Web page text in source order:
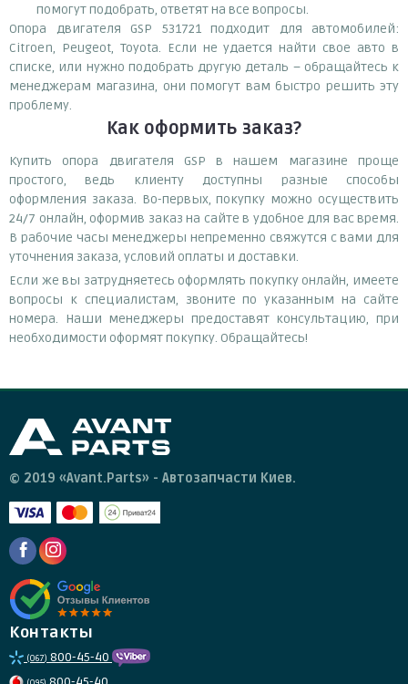
помогут подобрать, ответят на все вопросы.
Опора двигателя GSP 531721 подходит для автомобилей:
Citroen, Peugeot, Toyota. Если не удается найти свое авто в
списке, или нужно подобрать другую деталь – обращайтесь к
менеджерам магазина, они помогут вам быстро решить эту
проблему.
Как оформить заказ?
Купить опора двигателя GSP в нашем магазине проще
простого, ведь клиенту доступны разные способы
оформления заказа. Во-первых, покупку можно осуществить
24/7 онлайн, оформив заказ на сайте в удобное для вас время.
В рабочие часы менеджеры непременно свяжутся с вами для
уточнения заказа, условий оплаты и доставки.
Если же вы затрудняетесь оформлять покупку онлайн, имеете
вопросы к специалистам, звоните по указанным на сайте
номера. Наши менеджеры предоставят консультацию, при
необходимости оформят покупку. Обращайтесь!
© 2019 «Avant.Parts» - Автозапчасти Киев.
Контакты
(067) 800-45-40